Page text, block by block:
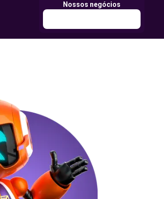
Nossos negócios